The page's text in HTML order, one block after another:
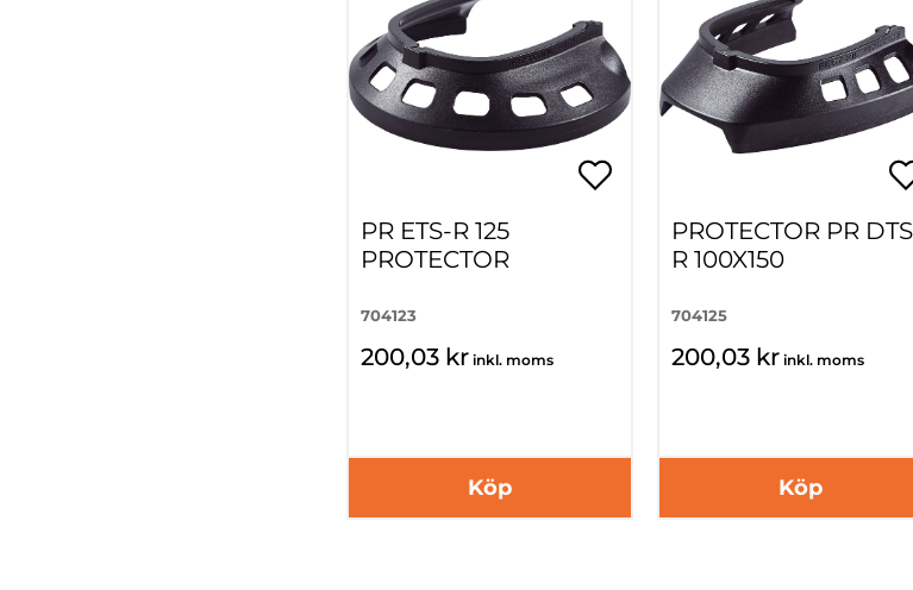
PR ETS-R 125
PROTECTOR
704123
200,03 kr inkl. moms
Köp
PROTECTOR PR
R 100X150
704125
200,03 kr inkl. moms
Köp